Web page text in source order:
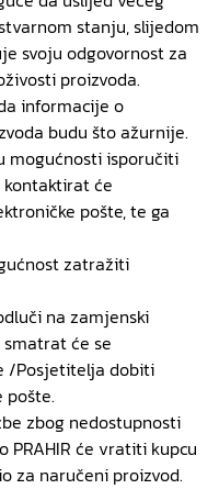
stanju, slijedom
svoju odgovornost za
proizvoda.
informacije o
budu što ažurnije.
mogućnosti isporučiti
kontaktirat će
pošte, te ga
zatražiti
na zamjenski
će se
/Posjetitelja dobiti
zbog nedostupnosti
PRAHIR će vratiti kupcu
za naručeni proizvod.